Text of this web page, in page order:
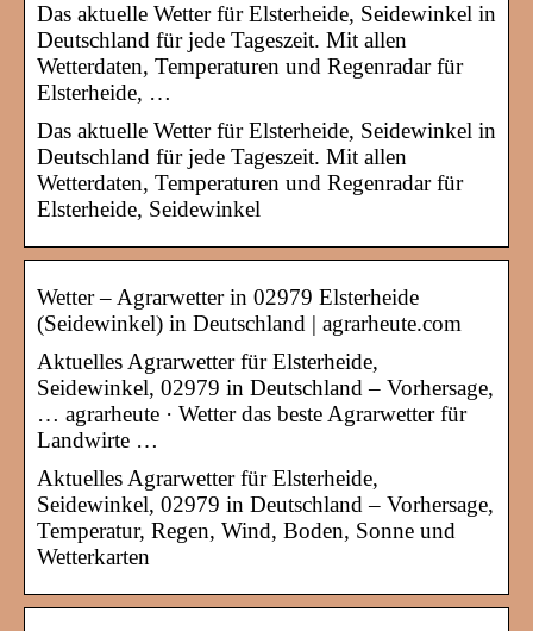
Das aktuelle Wetter für Elsterheide, Seidewinkel in
Deutschland für jede Tageszeit. Mit allen
Wetterdaten, Temperaturen und Regenradar für
Elsterheide, …
Das aktuelle Wetter für Elsterheide, Seidewinkel in
Deutschland für jede Tageszeit. Mit allen
Wetterdaten, Temperaturen und Regenradar für
Elsterheide, Seidewinkel
Wetter – Agrarwetter in 02979 Elsterheide
(Seidewinkel) in Deutschland | agrarheute.com
Aktuelles Agrarwetter für Elsterheide,
Seidewinkel, 02979 in Deutschland – Vorhersage,
… agrarheute · Wetter das beste Agrarwetter für
Landwirte …
Aktuelles Agrarwetter für Elsterheide,
Seidewinkel, 02979 in Deutschland – Vorhersage,
Temperatur, Regen, Wind, Boden, Sonne und
Wetterkarten